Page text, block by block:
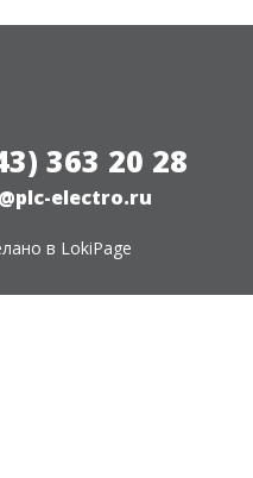
363 20 28
electro.ru
в LokiPage